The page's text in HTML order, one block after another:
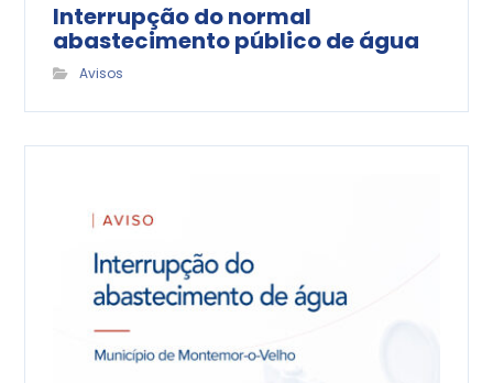
Interrupção do normal
abastecimento público de água
Avisos